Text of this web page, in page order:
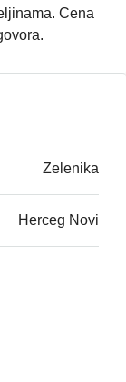
Cena
Zelenika
Herceg Novi